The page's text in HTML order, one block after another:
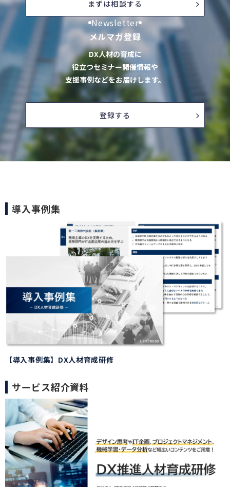
まずは相談する
Newsletter
メルマガ登録
DX人材の育成に
役立つセミナー開催情報や
支援事例などをお届けします。
登録する
導入事例集
【導入事例集】DX人材育成研修
サービス紹介資料